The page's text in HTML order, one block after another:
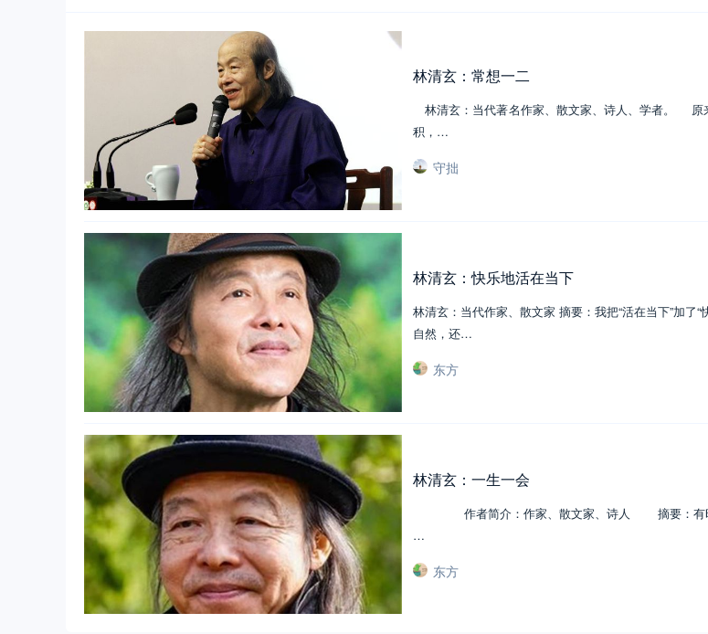
林清玄：常想一二
林清玄：当代著名作家、散文家、诗人、学者。
积，…
守拙
林清玄：快乐地活在当下
林清玄：当代作家、散文家 摘要：我把“活在当下”加了
自然，还…
东方
林清玄：一生一会
作者简介：作家、散文家、诗人 摘要：有时，
…
东方